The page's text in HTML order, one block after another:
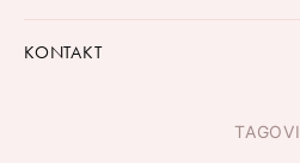
KONTAKT
TAGOVI